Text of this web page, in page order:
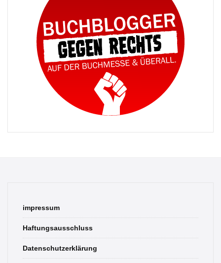
impressum
Haftungsausschluss
Datenschutzerklärung